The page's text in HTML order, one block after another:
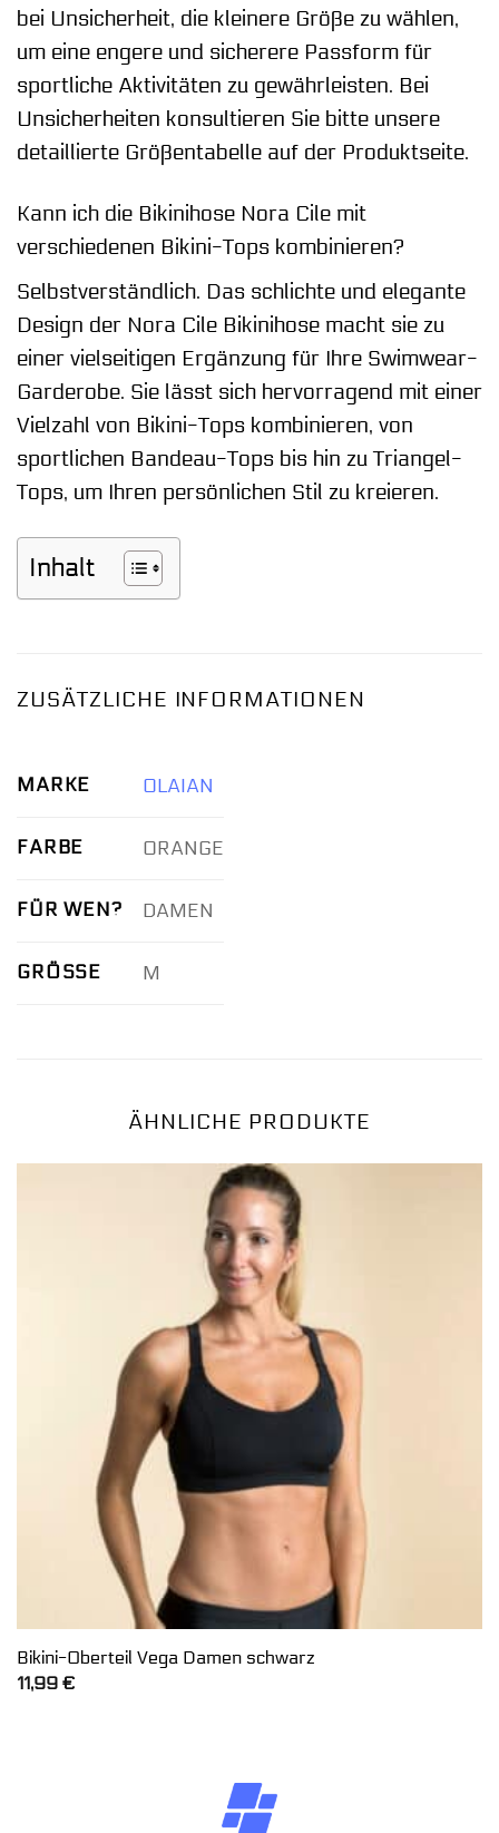
bei Unsicherheit, die kleinere Größe zu wählen,
um eine engere und sicherere Passform für
sportliche Aktivitäten zu gewährleisten. Bei
Unsicherheiten konsultieren Sie bitte unsere
detaillierte Größentabelle auf der Produktseite.
Kann ich die Bikinihose Nora Cile mit
verschiedenen Bikini-Tops kombinieren?
Selbstverständlich. Das schlichte und elegante
Design der Nora Cile Bikinihose macht sie zu
einer vielseitigen Ergänzung für Ihre Swimwear-
Garderobe. Sie lässt sich hervorragend mit einer
Vielzahl von Bikini-Tops kombinieren, von
sportlichen Bandeau-Tops bis hin zu Triangel-
Tops, um Ihren persönlichen Stil zu kreieren.
Inhalt
ZUSÄTZLICHE INFORMATIONEN
MARKE OLAIAN
FARBE ORANGE
FÜR WEN? DAMEN
GRÖSSE M
ÄHNLICHE PRODUKTE
Bikini-Oberteil Vega Damen schwarz
11,99 €